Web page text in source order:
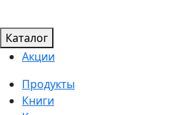
Каталог
Акции
Продукты
Книги